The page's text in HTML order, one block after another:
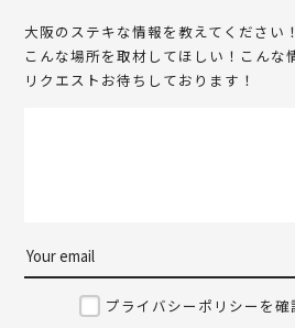
大阪のステキな情報を教えてください！
こんな場所を取材してほしい！こんな
リクエストお待ちしております！
プライバシーポリシーを